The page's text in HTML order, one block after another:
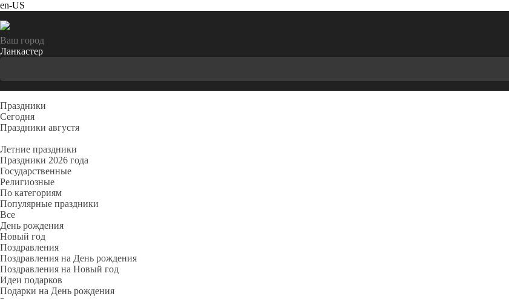
en-US
Ваш город
Ланкастер
Праздники
Cегодня
Праздники августя
Летние праздники
Праздники 2026 года
Государственные
Религиозные
По категориям
Популярные праздники
Все
День рождения
Новый год
Поздравления
Поздравления на День рождения
Поздравления на Новый год
Идеи подарков
Подарки на День рождения